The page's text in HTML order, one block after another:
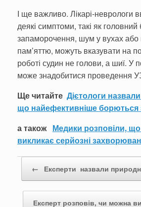
І ще важливо. Лікарі-неврологи
деякі симптоми, такі як головний
запаморочення, шум у вухах
пам’яттю, можуть вказувати на
роботі судин не голови, а шиї. У
може знадобитися проведення
Ще читайте Дієтологи
що найефективніше борються
а також Медики розповіли,
викликає серйозні
← Експерти назвали
Експерт розповів, чи можна